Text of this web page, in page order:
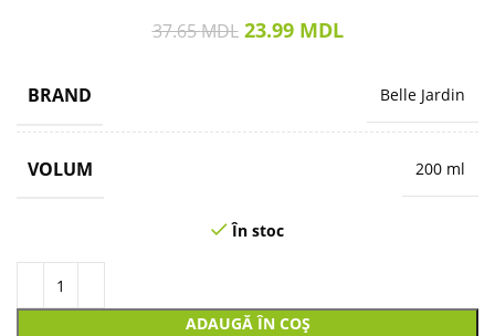
37.65MDL 23.99 MDL
BRAND Belle Jardin
VOLUM 200 ml
În stoc
ADAUGĂ ÎN COȘ